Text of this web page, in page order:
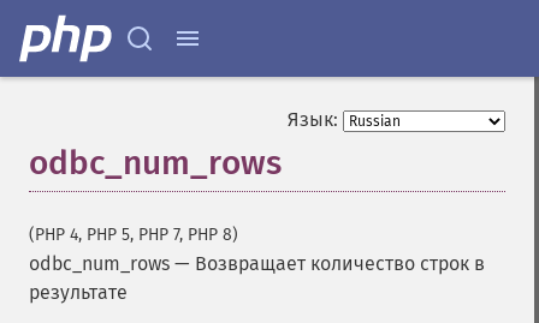
Язык:
odbc_num_rows
(PHP 4, PHP 5, PHP 7, PHP 8)
odbc_num_rows — Возвращает количество строк в
результате